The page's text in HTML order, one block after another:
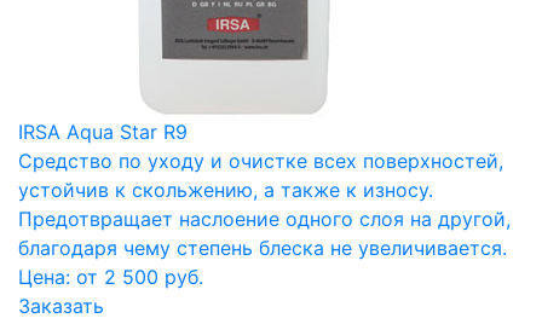
IRSA Aqua Star R9
Средство по уходу и очистке всех поверхностей,
устойчив к скольжению, а также к износу.
Предотвращает наслоение одного слоя на другой,
благодаря чему степень блеска не увеличивается.
Цена: от 2 500 руб.
Заказать